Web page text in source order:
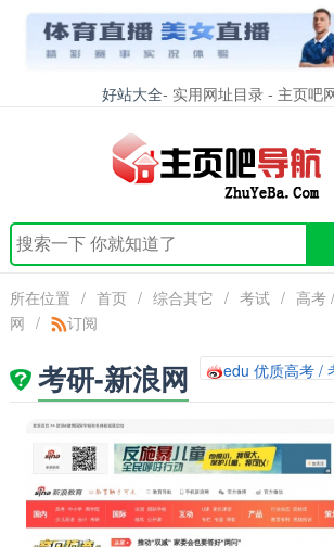
好站大全- 实用网址目录 - 主页吧
所在位置 / 首页 / 综合其它 / 考试 / 高考
网 / 订阅
考研-新浪网 edu 优质高考 /